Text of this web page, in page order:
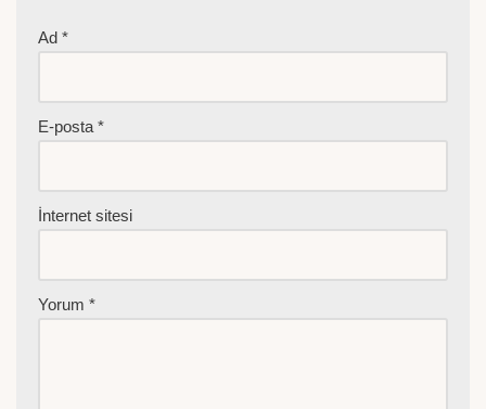
Ad *
E-posta *
İnternet sitesi
Yorum *